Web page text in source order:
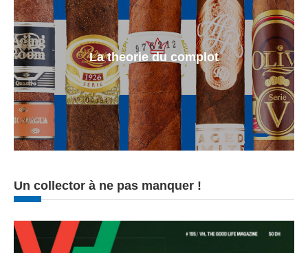
La theorie du complot
Un collector à ne pas manquer !